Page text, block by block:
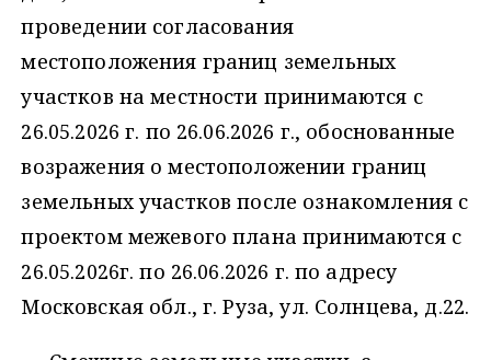
проведении согласования
местоположения границ земельных
участков на местности принимаются с
26.05.2026 г. по 26.06.2026 г., обоснованные
возражения о местоположении границ
земельных участков после ознакомления с
проектом межевого плана принимаются с
26.05.2026г. по 26.06.2026 г. по адресу
Московская обл., г. Руза, ул. Солнцева, д.22.